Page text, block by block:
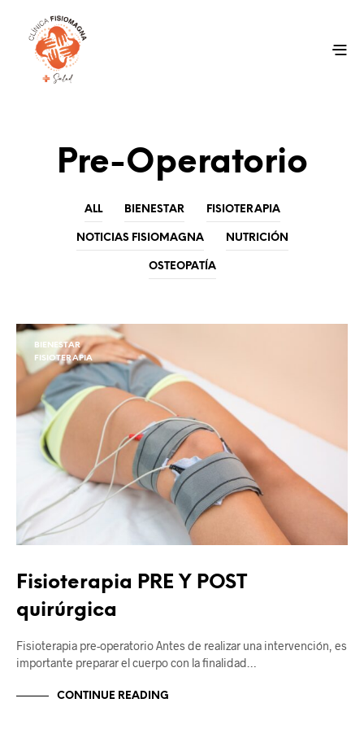
Pre-Operatorio
ALL BIENESTAR FISIOTERAPIA
NOTICIAS FISIOMAGNA NUTRICIÓN
OSTEOPATÍA
BIENESTAR
FISIOTERAPIA
Fisioterapia PRE Y POST
quirúrgica
Fisioterapia pre-operatorio Antes de realizar una intervención, es
importante preparar el cuerpo con la finalidad…
CONTINUE READING